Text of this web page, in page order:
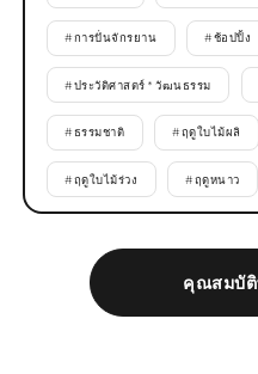
คุณสมบัติ
#การปั่นจักรยาน #ช้อปปิ้ง
#ประวัติศาสตร์ * วัฒนธรรม
#ธรรมชาติ #ฤดูใบไม้ผลิ
#ฤดูใบไม้ร่วง #ฤดูหนาว